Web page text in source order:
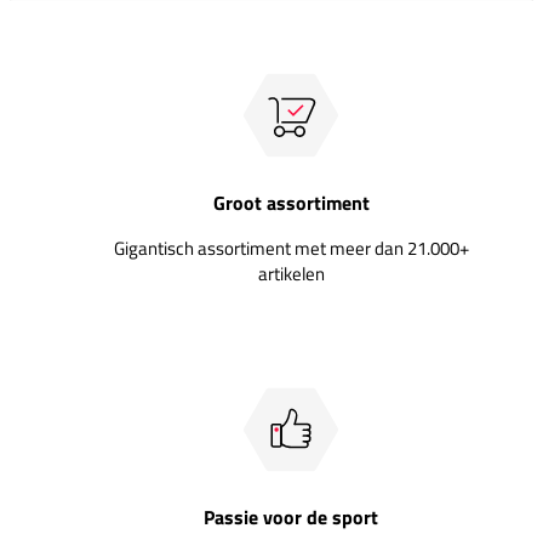
Groot assortiment
Gigantisch assortiment met meer dan 21.000+
artikelen
Passie voor de sport